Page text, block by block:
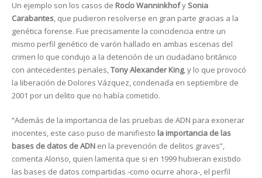
Un ejemplo son los casos de Rocío Wanninkhofy Sonia
Carabantes, que pudieron resolverse en gran parte gracias a la
genética forense. Fue precisamente la coincidencia entre un
mismo perfil genético de varón hallado en ambas escenas del
crimen lo que condujo a la detención de un ciudadano británico
con antecedentes penales,Tony Alexander King, y lo que provocó
la liberación de Dolores Vázquez, condenada en septiembre de
2001 por un delito que no había cometido.
“Además de la importancia de las pruebas de ADN para exonerar
inocentes, este caso puso de manifiesto la importancia de las
bases de datos de ADN en la prevención de delitos graves”,
comenta Alonso, quien lamenta que si en 1999 hubieran existido
las bases de datos compartidas -como ocurre ahora-, el perfil